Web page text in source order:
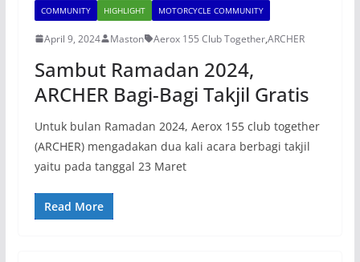
COMMUNITY HIGHLIGHT MOTORCYCLE COMMUNITY
April 9, 2024 Maston Aerox 155 Club Together,ARCHER
Sambut Ramadan 2024,
ARCHER Bagi-Bagi Takjil Gratis
Untuk bulan Ramadan 2024, Aerox 155 club together
(ARCHER) mengadakan dua kali acara berbagi takjil
yaitu pada tanggal 23 Maret
Read More